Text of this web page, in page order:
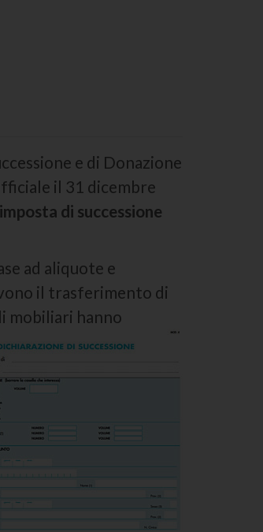
e di Donazione
il 31 dicembre
imposta di successione
ad aliquote e
il trasferimento di
mobiliari hanno